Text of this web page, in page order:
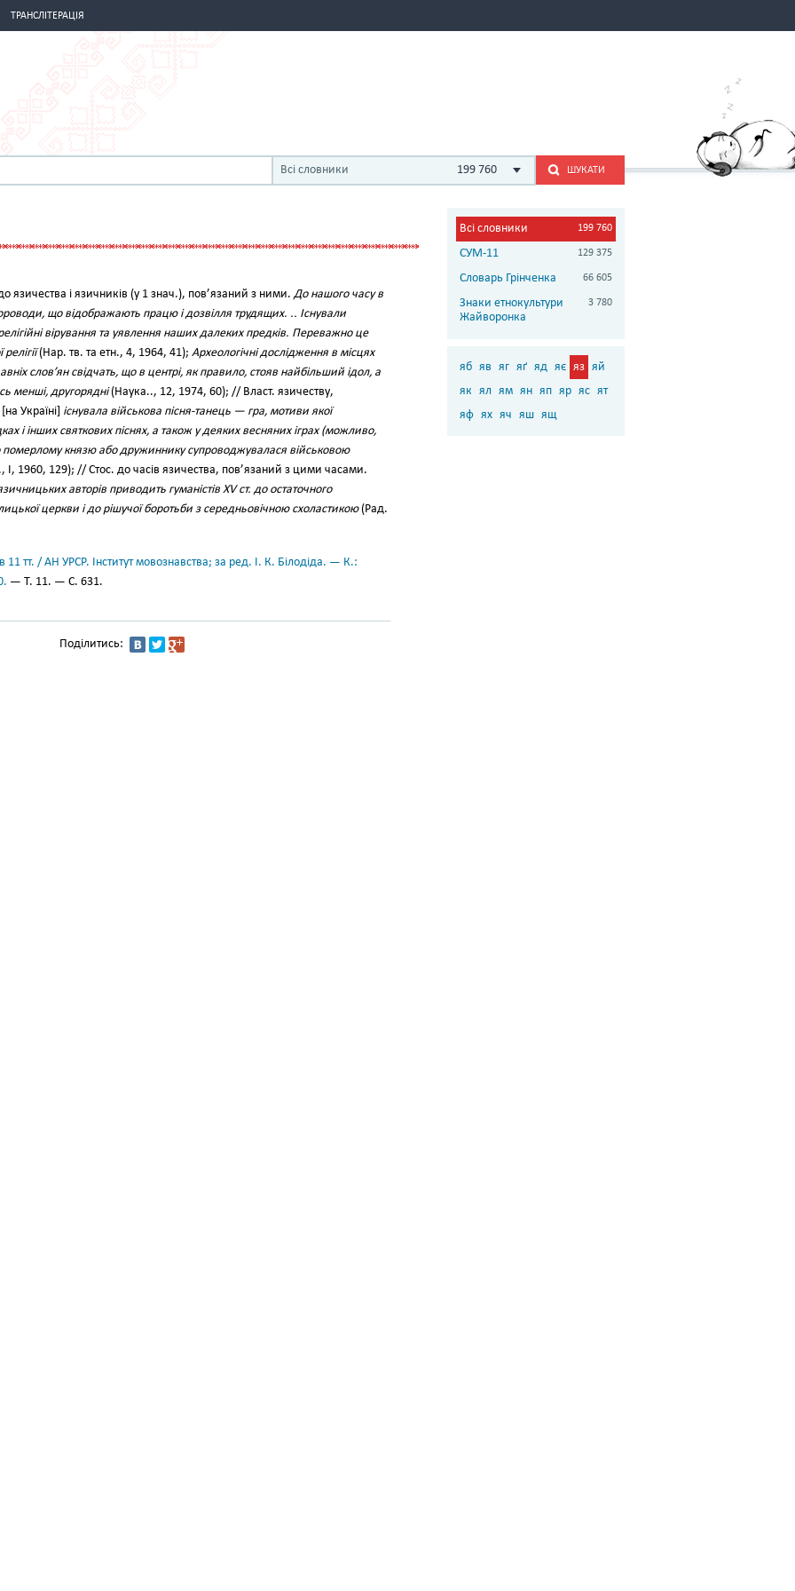
ТРАНСЛІТЕРАЦІЯ
Всі словники 199 760 ШУКАТИ
язичества і язичників (у 1 знач.), пов’язаний з ними.До нашого часу в
що відображають працю і дозвілля трудящих. .. Існували
вірування та уявлення наших далеких предків. Переважно це
(Нар. тв. та етн., 4, 1964, 41); Археологічні дослідження в місцях
слов’ян свідчать, що в центрі, як правило, стояв найбільший ідол, а
менші, другорядні(Наука.., 12, 1974, 60); // Власт. язичеству,
[на Україні] існувала військова пісня-танець — гра, мотиви якої
і інших святкових піснях, а також у деяких весняних іграх (можливо,
князю або дружиннику супроводжувалася військовою
1960, 129); // Стос. до часів язичества, пов’язаний з цими часами.
авторів приводить гуманістів ХV ст. до остаточного
церкви і до рішучої боротьби з середньовічною схоластикою(Рад.
11 тт. / АН УРСР. Інститут мовознавства; за ред. І. К. Білодіда. — К.:
— Т. 11. — С. 631.
Поділитись:
Всі словники 199 760
СУМ-11 129 375
Словарь Грінченка 66 605
Знаки етнокультури
Жайворонка
3 780
яб яв яг яґ яд яє яз яй
як ял ям ян яп яр яс ят
яф ях яч яш ящ